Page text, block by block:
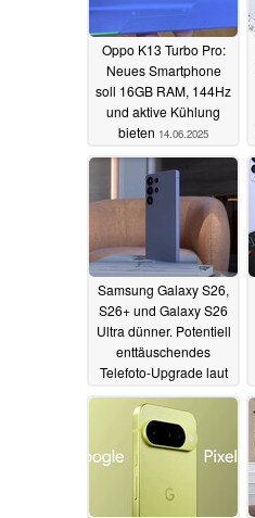
Oppo K13 Turbo Pro:
Neues Smartphone
soll 16GB RAM, 144Hz
und aktive Kühlung
bieten 14.06.2025
Samsung Galaxy S26,
S26+ und Galaxy S26
Ultra dünner. Potentiell
enttäuschendes
Telefoto-Upgrade laut
04.06.2025